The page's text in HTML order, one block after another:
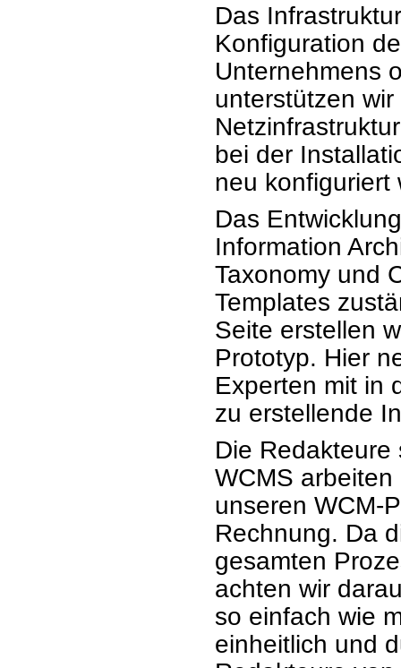
Das
Konfiguration
Unternehmens
unterstützen
bei der
neu konfiguriert
Das
Information
Taxonomy und
Templates
Seite erstellen
Prototyp. Hier
Experten mit in
zu erstellende
Die
WCMS
unseren WCM-
Rechnung. Da
gesamten
achten wir
so einfach wie
einheitlich und